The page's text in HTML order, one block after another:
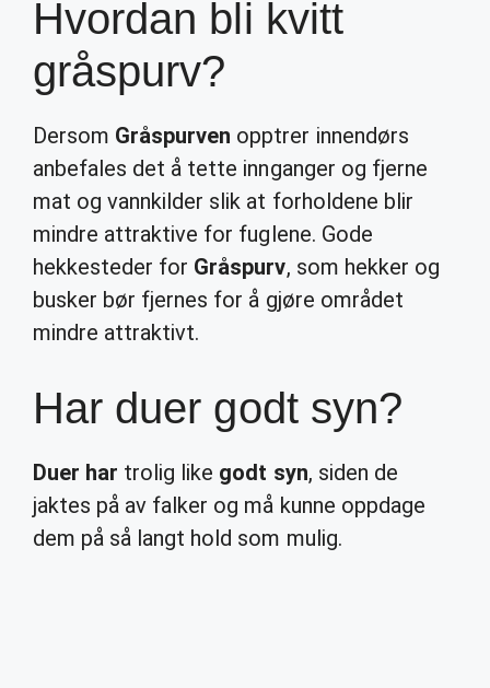
Hvordan bli kvitt
gråspurv?
Dersom Gråspurven opptrer innendørs
anbefales det å tette innganger og fjerne
mat og vannkilder slik at forholdene blir
mindre attraktive for fuglene. Gode
hekkesteder for Gråspurv, som hekker og
busker bør fjernes for å gjøre området
mindre attraktivt.
Har duer godt syn?
Duer har trolig like godt syn, siden de
jaktes på av falker og må kunne oppdage
dem på så langt hold som mulig.